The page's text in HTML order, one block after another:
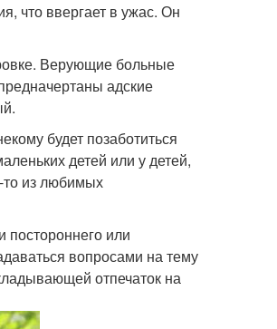
что ввергает в ужас. Он
Верующие больные
адские
будет позаботиться
детей или у детей,
то из любимых
постороннего или
вопросами на тему
отпечаток на